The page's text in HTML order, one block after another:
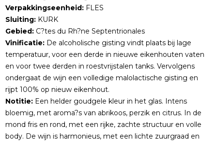
Verpakkingseenheid: FLES
Sluiting: KURK
Gebied: C?tes du Rh?ne Septentrionales
Vinificatie: De alcoholische gisting vindt plaats bij lage
temperatuur, voor een derde in nieuwe eikenhouten vaten
en voor twee derden in roestvrijstalen tanks. Vervolgens
ondergaat de wijn een volledige malolactische gisting en
rijpt 100% op nieuw eikenhout.
Notitie: Een helder goudgele kleur in het glas. Intens
bloemig, met aroma?s van abrikoos, perzik en citrus. In de
mond fris en rond, met een rijke, zachte structuur en volle
body. De wijn is harmonieus, met een lichte zuurgraad en